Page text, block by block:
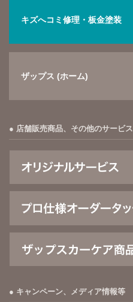
キズへコミ修理・板金塗装
ザップス (ホーム)
店舗販売商品、その他のサービス
キャンペーン、メディア情報等